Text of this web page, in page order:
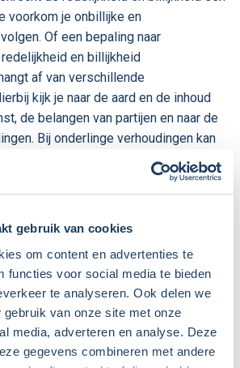
gebruik van cookies
om content en advertenties te
functies voor social media te bieden
te analyseren. Ook delen we
gebruik van onze site met onze
media, adverteren en analyse. Deze
gegevens combineren met andere
voorkom je onbillijke en
Of een bepaling naar
en billijkheid
af van verschillende
kijk je naar de aard en de inhoud
de belangen van partijen en naar de
Bij onderlinge verhoudingen kan
wel eens aan het kortste eind trekken.
met ons op voor eventuele vragen.
het opstellen van contracten en de
helpen graag en zijn te bereiken
of via telefoonnummer